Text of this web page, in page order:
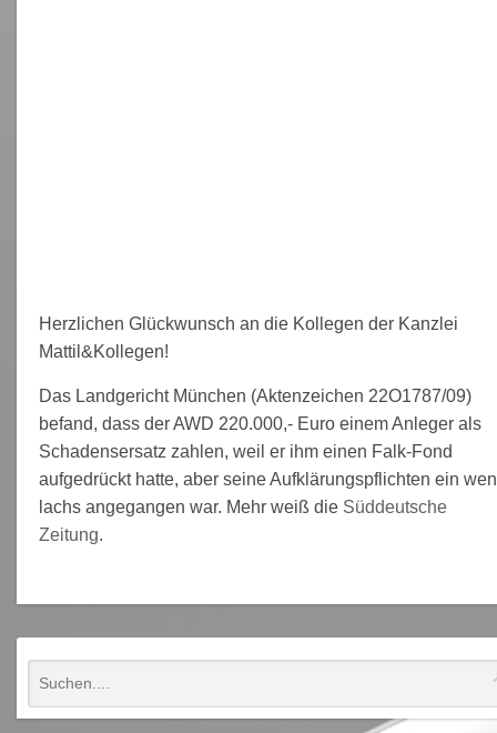
Herzlichen Glückwunsch an die Kollegen der Kanzlei
Mattil&Kollegen!
Das Landgericht München (Aktenzeichen 22O1787/09)
befand, dass der AWD 220.000,- Euro einem Anleger als
Schadensersatz zahlen, weil er ihm einen Falk-Fond
aufgedrückt hatte, aber seine Aufklärungspflichten ein
lachs angegangen war. Mehr weiß die Süddeutsche
Zeitung.